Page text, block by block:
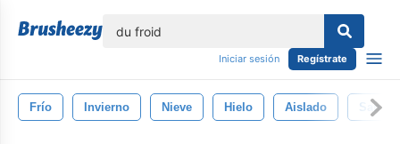
Iniciar sesión Regístrate
Frío Invierno Nieve Hielo Aislado Sangre